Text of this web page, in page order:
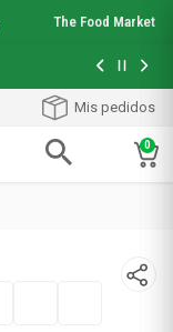
The Food Market
Hasta 6
Mis pedidos
0